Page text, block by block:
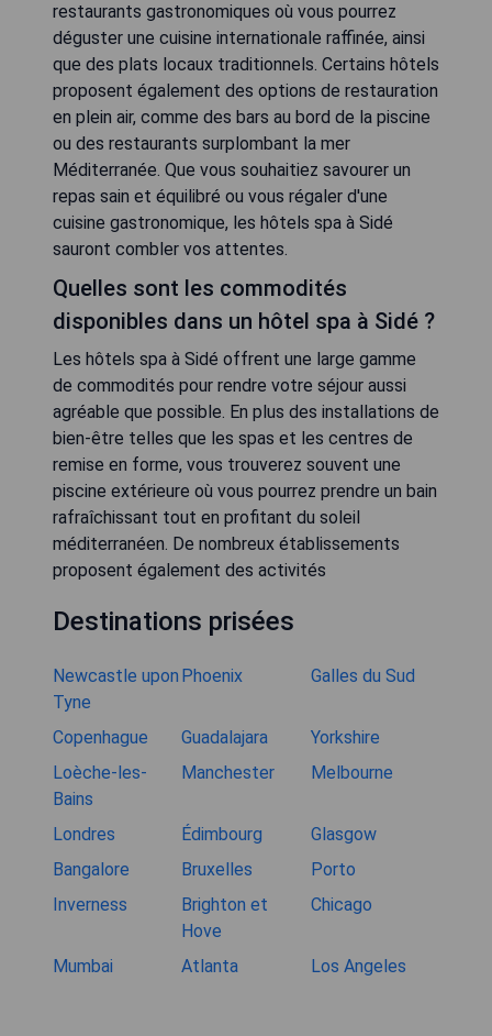
restaurants gastronomiques où vous pourrez
déguster une cuisine internationale raffinée, ainsi
que des plats locaux traditionnels. Certains hôtels
proposent également des options de restauration
en plein air, comme des bars au bord de la piscine
ou des restaurants surplombant la mer
Méditerranée. Que vous souhaitiez savourer un
repas sain et équilibré ou vous régaler d'une
cuisine gastronomique, les hôtels spa à Sidé
sauront combler vos attentes.
Quelles sont les commodités
disponibles dans un hôtel spa à Sidé ?
Les hôtels spa à Sidé offrent une large gamme
de commodités pour rendre votre séjour aussi
agréable que possible. En plus des installations de
bien-être telles que les spas et les centres de
remise en forme, vous trouverez souvent une
piscine extérieure où vous pourrez prendre un bain
rafraîchissant tout en profitant du soleil
méditerranéen. De nombreux établissements
proposent également des activités
Destinations prisées
Newcastle upon
Tyne
Phoenix Galles du Sud
Copenhague Guadalajara
Yorkshire
Loèche-les-
Bains
Manchester Melbourne
Londres Édimbourg
Glasgow
Bangalore
Bruxelles
Porto
Inverness
Brighton et
Hove
Chicago
Mumbai Atlanta Los Angeles